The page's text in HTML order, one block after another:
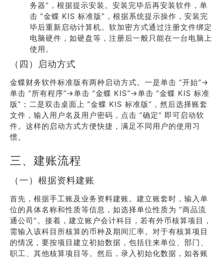
务器”，根据提示安装。安装完毕后再安装软件，单
击 “金蝶 KIS 标准版”，根据系统提示操作，安装完
毕后重新启动计算机。软加密方式通过注册文件绑定
电脑硬件，如硬盘等，注册后一般只能在一台电脑上
使用。
（四）启动方式
金蝶财务软件标准版有两种启动方式。一是单击 “开始”→
单击 “所有程序”→单击 “金蝶 KIS”→单击 “金蝶 KIS 标准
版”；二是双击桌面上 “金蝶 KIS 标准版”，然后选择账套
文件，输入用户名及用户密码，点击 “确定” 即可启动软
件。这样的启动方式方便快捷，满足不同用户的使用习
惯。
三、建账流程
（一）根据资料建账
首先，根据手工账及业务资料建账。建立账套时，输入单
位的具体名称和性质等信息，如选择单位性质为 “商品流
通公司”。接着，建立账户会计科目，若有外币核算项目，
需输入该科目所核算的币种及期间汇率。对于有核算项目
的情况，要按项目建立初始数据，包括往来单位、部门、
职工、其他核算项目等。然后，录入初始化数据，如各账